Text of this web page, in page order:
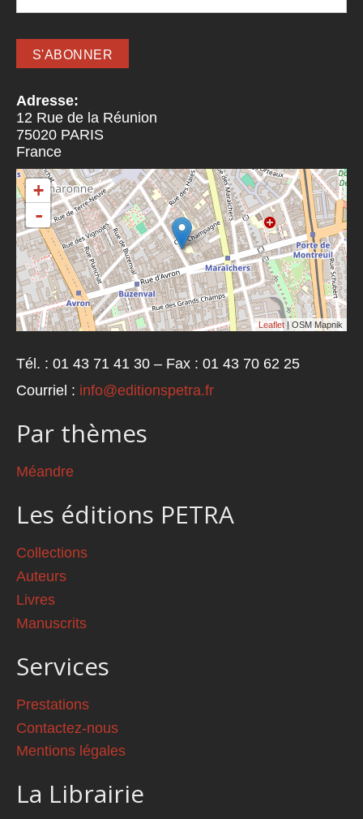
Adresse:
12 Rue de la Réunion
75020 PARIS
France
+
-
Leaflet | OSM Mapnik
Tél. : 01 43 71 41 30 – Fax : 01 43 70 62 25
Courriel : info@editionspetra.fr
Par thèmes
Méandre
Les éditions PETRA
Collections
Auteurs
Livres
Manuscrits
Services
Prestations
Contactez-nous
Mentions légales
La Librairie